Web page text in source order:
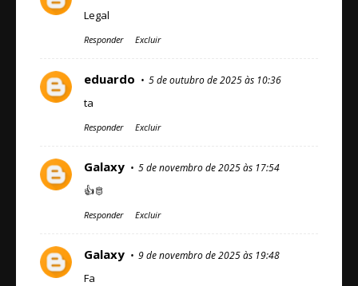
Legal
Responder Excluir
eduardo 5 de outubro de 2025 às 10:36
ta
Responder Excluir
Galaxy 5 de novembro de 2025 às 17:54
👍🫅
Responder Excluir
Galaxy 9 de novembro de 2025 às 19:48
Fa